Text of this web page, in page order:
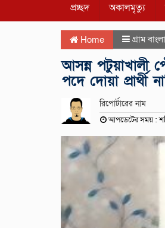
প্রচ্ছদ অকালমৃত্যু
Home গ্রাম বাংলা
আসন্ন পটুয়াখালী
পদে দোয়া
রিপোর্টারের নাম
আপডেটের সময় :